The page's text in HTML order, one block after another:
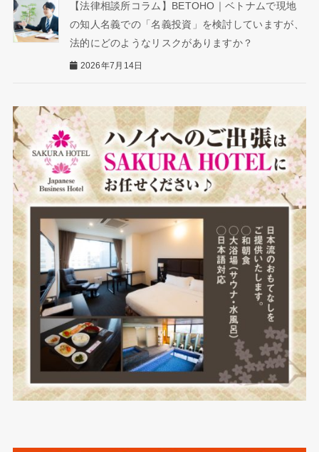
【法律相談所コラム】BETOHO｜ベトナムで現地
の知人名義での「名義投資」を検討していますが、
法的にどのようなリスクがありますか？
2026年7月14日